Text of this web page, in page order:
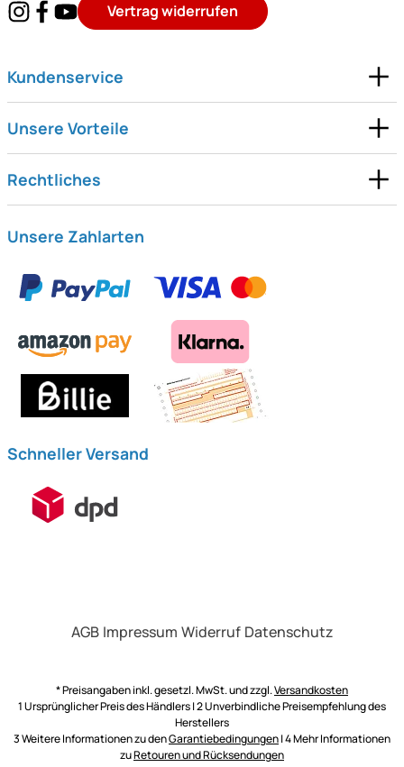
Vertrag widerrufen
Kundenservice
Unsere Vorteile
Rechtliches
Unsere Zahlarten
Schneller Versand
AGB Impressum Widerruf Datenschutz
* Preisangaben inkl. gesetzl. MwSt. und zzgl.Versandkosten
1 Ursprünglicher Preis des Händlers | 2 Unverbindliche Preisempfehlung des
Herstellers
3 Weitere Informationen zu denGarantiebedingungen| 4 Mehr Informationen
zuRetouren und Rücksendungen